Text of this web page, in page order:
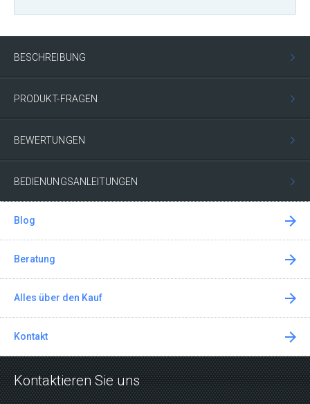
BESCHREIBUNG
PRODUKT-FRAGEN
BEWERTUNGEN
BEDIENUNGSANLEITUNGEN
Blog
Beratung
Alles über den Kauf
Kontakt
Kontaktieren Sie uns